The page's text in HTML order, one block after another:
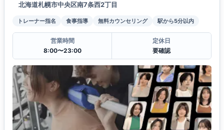
北海道札幌市中央区南7条西2丁目
トレーナー指名 食事指導 無料カウンセリング 駅から5分以内
営業時間
8:00〜23:00
定休日
要確認